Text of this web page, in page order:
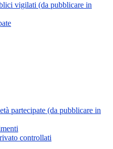
vigilati (da pubblicare in
partecipate (da pubblicare in
controllati